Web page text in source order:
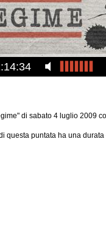
di sabato 4 luglio 2009
questa puntata ha una